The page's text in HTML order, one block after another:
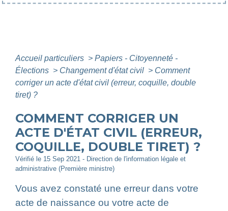
Accueil particuliers > Papiers - Citoyenneté -
Élections > Changement d'état civil > Comment
corriger un acte d'état civil (erreur, coquille, double
tiret) ?
COMMENT CORRIGER UN
ACTE D'ÉTAT CIVIL (ERREUR,
COQUILLE, DOUBLE TIRET) ?
Vérifié le 15 Sep 2021 - Direction de l'information légale et
administrative (Première ministre)
Vous avez constaté une erreur dans votre
acte de naissance ou votre acte de